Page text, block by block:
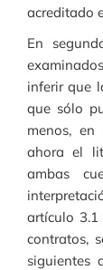
acreditado
En
inferir que
que sólo
menos,
ahora el
ambas
artículo
contratos,
siguientes